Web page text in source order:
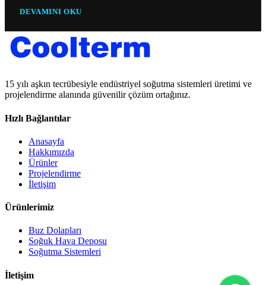
DEVAMINI OKU
15 yılı aşkın tecrübesiyle endüstriyel soğutma sistemleri üretimi ve
projelendirme alanında güvenilir çözüm ortağınız.
Hızlı Bağlantılar
Anasayfa
Hakkımızda
Ürünler
Projelendirme
İletişim
Ürünlerimiz
Buz Dolapları
Soğuk Hava Deposu
Soğutma Sistemleri
İletişim